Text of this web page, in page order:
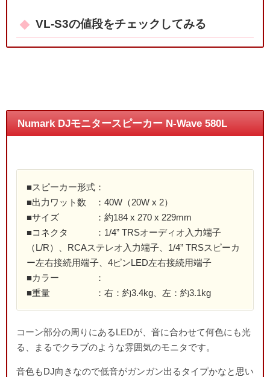
VL-S3の値段をチェックしてみる
Numark DJモニタースピーカー N-Wave 580L
■スピーカー形式：
■出力ワット数 ：40W（20W x 2）
■サイズ ：約184 x 270 x 229mm
■コネクタ ：1/4” TRSオーディオ入力端子
（L/R）、RCAステレオ入力端子、1/4” TRSスピーカ
ー左右接続用端子、4ピンLED左右接続用端子
■カラー ：
■重量 ：右：約3.4kg、左：約3.1kg
コーン部分の周りにあるLEDが、音に合わせて何色にも光
る、まるでクラブのような雰囲気のモニタです。
音色もDJ向きなので低音がガンガン出るタイプかなと思い